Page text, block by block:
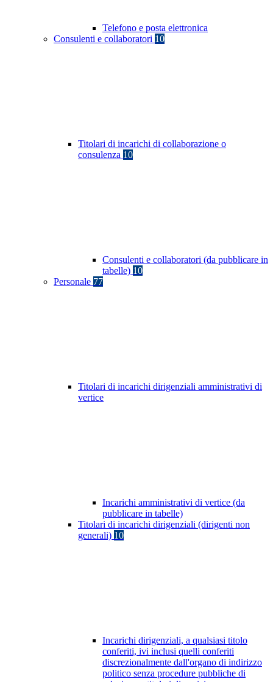
Telefono e posta elettronica
Consulenti e collaboratori 10
Titolari di incarichi di collaborazione o
consulenza 10
Consulenti e collaboratori (da pubblicare in
tabelle) 10
Personale 77
Titolari di incarichi dirigenziali amministrativi di
vertice
Incarichi amministrativi di vertice (da
pubblicare in tabelle)
Titolari di incarichi dirigenziali (dirigenti non
generali) 10
Incarichi dirigenziali, a qualsiasi titolo
conferiti, ivi inclusi quelli conferiti
discrezionalmente dall'organo di indirizzo
politico senza procedure pubbliche di